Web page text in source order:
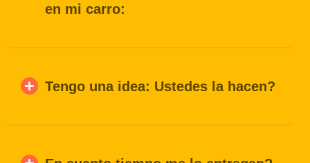
en mi carro:
Tengo una idea: Ustedes la hacen?